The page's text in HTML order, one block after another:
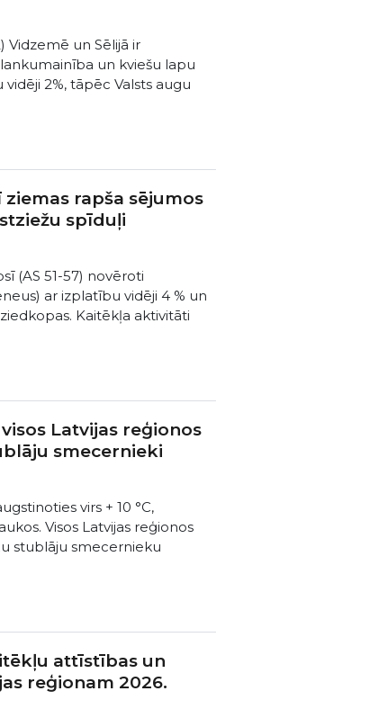
Vidzemē un Sēlijā ir
un kviešu lapu
2%, tāpēc Valsts augu
ziemas rapša sējumos
spīduļi
(AS 51-57) novēroti
ar izplatību vidēji 4 % un
Kaitēkļa aktivitāti
Latvijas reģionos
smecernieki
virs + 10 °C,
Visos Latvijas reģionos
stublāju smecernieku
attīstības un
reģionam 2026.